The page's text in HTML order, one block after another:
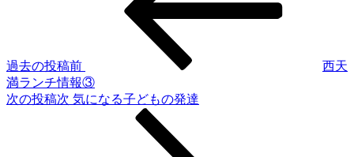
過去の投稿前
西天
満ランチ情報③
次の投稿次 気になる子どもの発達